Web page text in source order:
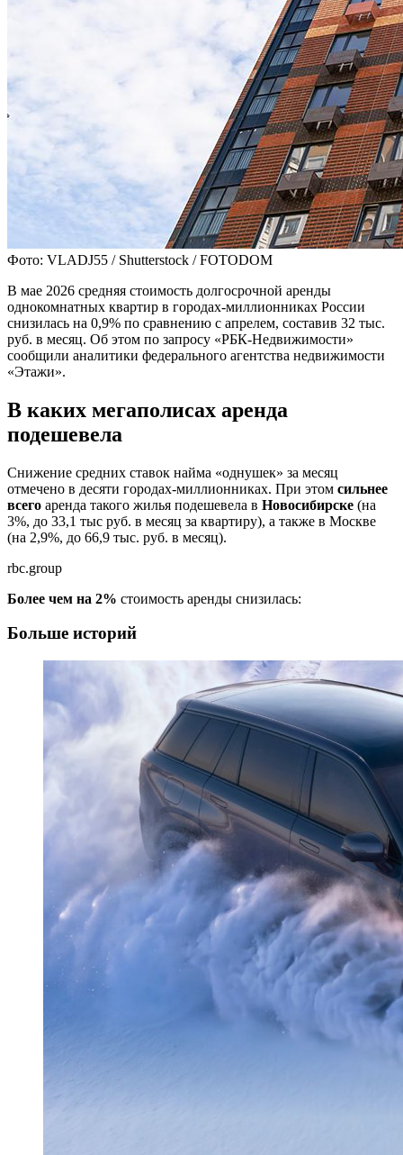
Фото: VLADJ55 / Shutterstock / FOTODOM
В мае 2026 средняя стоимость долгосрочной аренды
однокомнатных квартир в городах-миллионниках России
снизилась на 0,9% по сравнению с апрелем, составив 32 тыс.
руб. в месяц. Об этом по запросу «РБК-Недвижимости»
сообщили аналитики федерального агентства недвижимости
«Этажи».
В каких мегаполисах аренда
подешевела
Снижение средних ставок найма «однушек» за месяц
отмечено в десяти городах-миллионниках. При этом сильнее
всего аренда такого жилья подешевела в Новосибирске (на
3%, до 33,1 тыс руб. в месяц за квартиру), а также в Москве
(на 2,9%, до 66,9 тыс. руб. в месяц).
rbc.group
Более чем на 2% стоимость аренды снизилась:
Больше историй